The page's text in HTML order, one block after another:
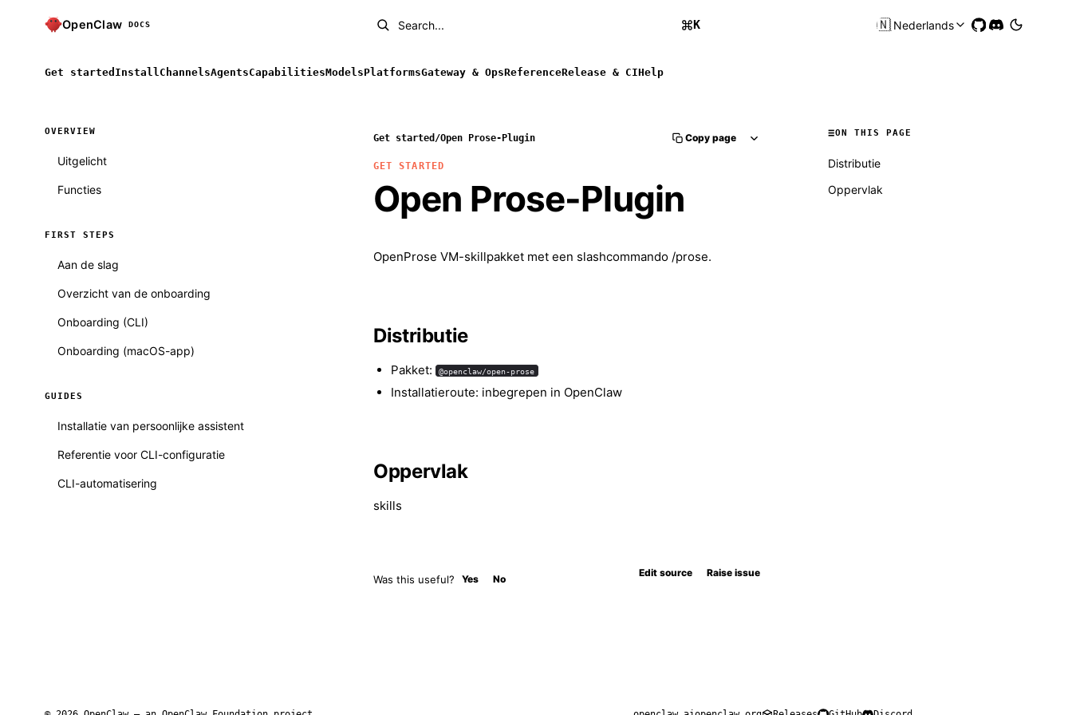
OpenClaw DOCS Search... K 🇳🇱Nederlands
Get started Install ChannelsAgentsCapabilitiesModelsPlatformsGateway & OpsReferenceRelease & CIHelp
OVERVIEW
Uitgelicht
Functies
FIRST STEPS
Aan de slag
Overzicht van de onboarding
Onboarding (CLI)
Onboarding (macOS-app)
GUIDES
Installatie van persoonlijke assistent
Referentie voor CLI-configuratie
CLI-automatisering
Get started /Open Prose-Plugin Copy page
GET STARTED
Open Prose-Plugin
OpenProse VM-skillpakket met een slashcommando /prose.
Distributie
Pakket: @openclaw/open-prose
Installatieroute: inbegrepen in OpenClaw
Oppervlak
skills
Was this useful? Yes No
Edit source Raise issue
ON THIS PAGE
Distributie
Oppervlak